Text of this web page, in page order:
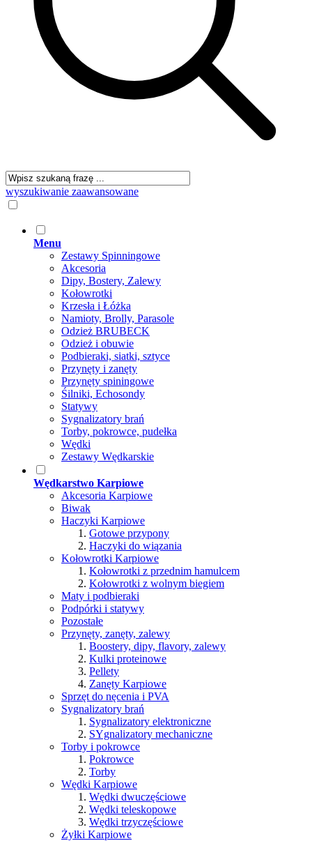
wyszukiwanie zaawansowane
Menu
Zestawy Spinningowe
Akcesoria
Dipy, Bostery, Zalewy
Kołowrotki
Krzesła i Łóżka
Namioty, Brolly, Parasole
Odzież BRUBECK
Odzież i obuwie
Podbieraki, siatki, sztyce
Przynęty i zanęty
Przynęty spiningowe
Śilniki, Echosondy
Statywy
Sygnalizatory brań
Torby, pokrowce, pudełka
Wędki
Zestawy Wędkarskie
Wędkarstwo Karpiowe
Akcesoria Karpiowe
Biwak
Haczyki Karpiowe
Gotowe przypony
Haczyki do wiązania
Kołowrotki Karpiowe
Kołowrotki z przednim hamulcem
Kołowrotki z wolnym biegiem
Maty i podbieraki
Podpórki i statywy
Pozostałe
Przynęty, zanęty, zalewy
Boostery, dipy, flavory, zalewy
Kulki proteinowe
Pellety
Zanęty Karpiowe
Sprzęt do nęcenia i PVA
Sygnalizatory brań
Sygnalizatory elektroniczne
SYgnalizatory mechaniczne
Torby i pokrowce
Pokrowce
Torby
Wędki Karpiowe
Wędki dwuczęściowe
Wędki teleskopowe
Wędki trzyczęściowe
Żyłki Karpiowe